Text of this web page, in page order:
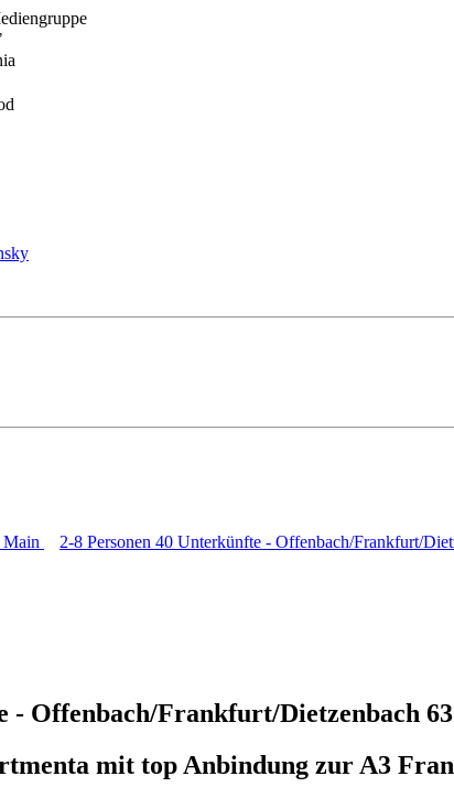
Main
2-8 Personen 40 Unterkünfte - Offenbach/Frankfurt/
- Offenbach/Frankfurt/Dietzenbach
mit top Anbindung zur A3